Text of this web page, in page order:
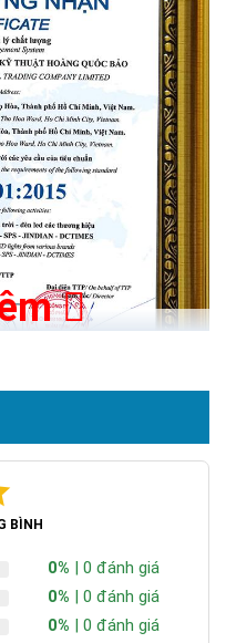
bày Đèn năng lượng
Quốc Bảo
BÌNH
0% | 0 đánh giá
0% | 0 đánh giá
0% | 0 đánh giá